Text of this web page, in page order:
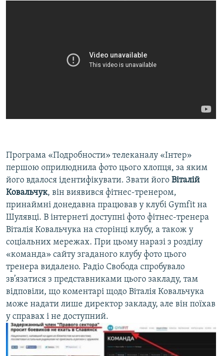
Програма «Подробности» телеканалу «Інтер»
першою оприлюднила фото цього хлопця, за яким
його вдалося ідентифікувати. Звати його Віталій
Ковальчук, він виявився фітнес-тренером,
принаймні донедавна працював у клубі Gymfit на
Шулявці. В інтернеті доступні фото фітнес-тренера
Віталія Ковальчука на сторінці клубу, а також у
соціальних мережах. При цьому наразі з розділу
«команда» сайту згаданого клубу фото цього
тренера видалено. Радіо Свобода спробувало
зв’язатися з представниками цього закладу, там
відповіли, що коментарі щодо Віталія Ковальчука
може надати лише директор закладу, але він поїхав
у справах і не доступний.